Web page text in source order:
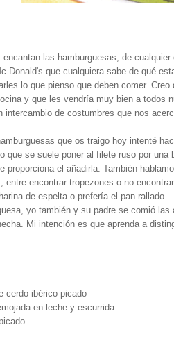
las hamburguesas, de
Donald's que cualquiera sabe de qué
lo que pienso que deben comer.
y que les vendría muy bien a todos
intercambio de costumbres que nos
que os traigo hoy intenté
que se suele poner al filete ruso por
proporciona el añadirla. También
entre encontrar tropezones o no
de espelta o prefería el pan
yo también y su padre se comió
Mi intención es que aprenda a
cerdo ibérico picado
en leche y escurrida